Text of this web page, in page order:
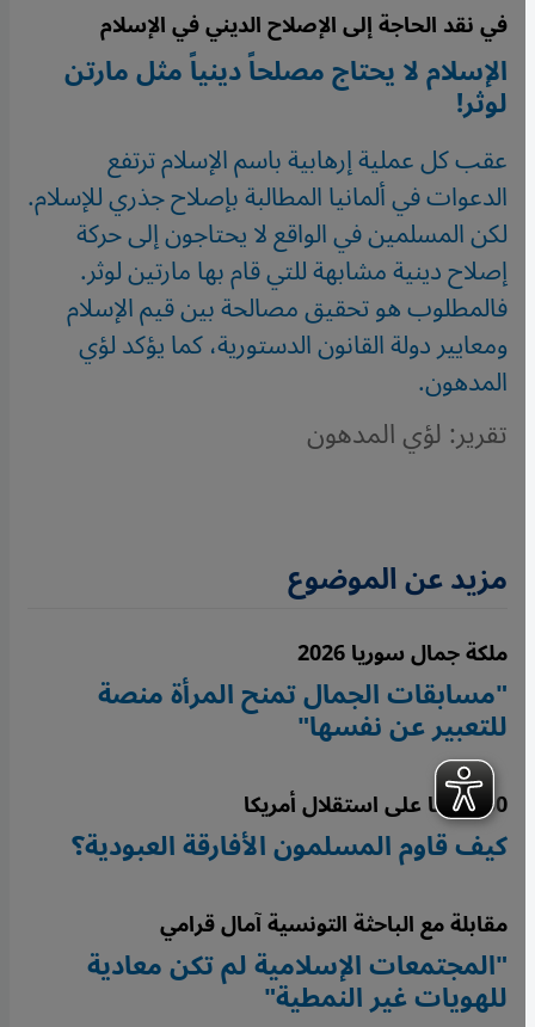
في نقد الحاجة إلى الإصلاح الديني في الإسلام
الإسلام لا يحتاج مصلحاً دينياً مثل مارتن
لوثر!
عقب كل عملية إرهابية باسم الإسلام ترتفع
الدعوات في ألمانيا المطالبة بإصلاح جذري للإسلام.
لكن المسلمين في الواقع لا يحتاجون إلى حركة
إصلاح دينية مشابهة للتي قام بها مارتين لوثر.
فالمطلوب هو تحقيق مصالحة بين قيم الإسلام
ومعايير دولة القانون الدستورية، كما يؤكد لؤي
المدهون.
تقرير: لؤي المدهون
مزيد عن الموضوع
ملكة جمال سوريا 2026
"مسابقات الجمال تمنح المرأة منصة
للتعبير عن نفسها"
250 عامًا على استقلال أمريكا
كيف قاوم المسلمون الأفارقة العبودية؟
مقابلة مع الباحثة التونسية آمال قرامي
"المجتمعات الإسلامية لم تكن معادية
للهويات غير النمطية"